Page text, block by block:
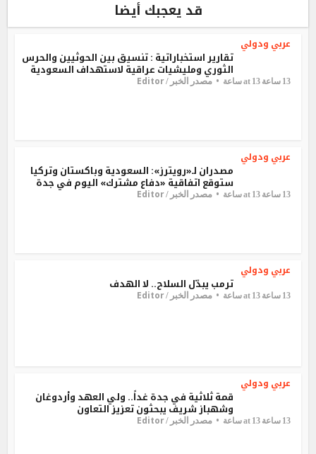
قد يعجبك أيضا
عربي ودولي
تقارير استخباراتية : تنسيق بين الحوثيين والحرس
الثوري ومليشيات عراقية لاستهداف السعودية
13 ساعة at 13 ساعة مصدر الخبر /Editor
عربي ودولي
مصدران لـ«رويترز»: السعودية وباكستان وتركيا
ستوقع اتفاقية «دفاع مشترك» اليوم في جدة
13 ساعة at 13 ساعة مصدر الخبر /Editor
عربي ودولي
ترمب يبدّل السلاح.. لا الهدف
13 ساعة at 13 ساعة مصدر الخبر /Editor
عربي ودولي
قمة ثلاثية في جدة غداً.. ولي العهد وأردوغان
وشهباز شريف يبحثون تعزيز التعاون
13 ساعة at 13 ساعة مصدر الخبر /Editor